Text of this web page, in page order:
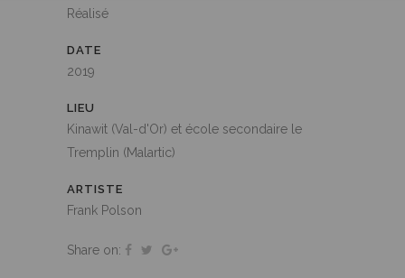
Réalisé
DATE
2019
LIEU
Kinawit (Val-d'Or) et école secondaire le
Tremplin (Malartic)
ARTISTE
Frank Polson
Share on: